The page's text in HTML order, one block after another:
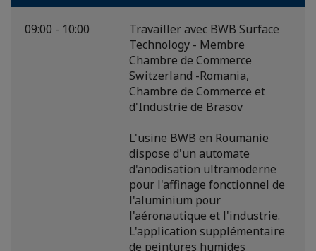
09:00 - 10:00
Travailler avec BWB Surface
Technology - Membre
Chambre de Commerce
Switzerland -Romania,
Chambre de Commerce et
d'Industrie de Brasov
L'usine BWB en Roumanie
dispose d'un automate
d'anodisation ultramoderne
pour l'affinage fonctionnel de
l'aluminium pour
l'aéronautique et l'industrie.
L'application supplémentaire
de peintures humides